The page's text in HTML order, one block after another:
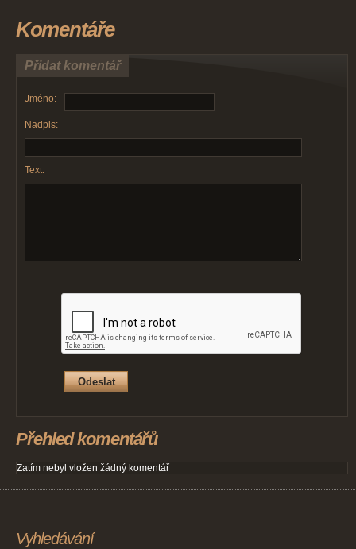
Komentáře
Přidat komentář
Jméno:
Nadpis:
Text:
Přehled komentářů
Zatím nebyl vložen žádný komentář
Vyhledávání